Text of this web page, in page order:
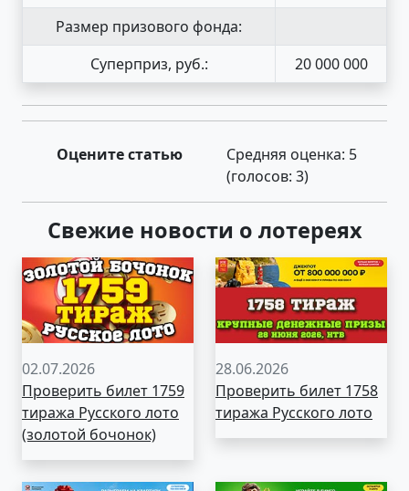
Размер призового фонда:
Суперприз, руб.:
20 000 000
Оцените статью Средняя оценка: 5
(голосов: 3)
Свежие новости о лотереях
02.07.2026
Проверить билет 1759
тиража Русского лото
(золотой бочонок)
28.06.2026
Проверить билет 1758
тиража Русского лото